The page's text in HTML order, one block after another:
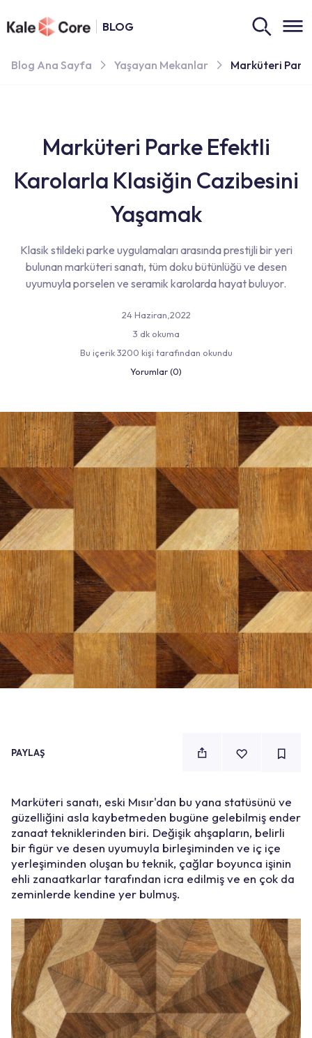
BLOG
Blog Ana Sayfa Yaşayan Mekanlar Marküteri
Marküteri Parke Efektli
Karolarla Klasiğin Cazibesini
Yaşamak
Klasik stildeki parke uygulamaları arasında prestijli bir yeri
bulunan marküteri sanatı, tüm doku bütünlüğü ve desen
uyumuyla porselen ve seramik karolarda hayat buluyor.
24 Haziran,2022
3 dk okuma
Bu içerik 3200 kişi tarafından okundu
Yorumlar (0)
PAYLAŞ
Marküteri sanatı, eski Mısır'dan bu yana statüsünü ve
güzelliğini asla kaybetmeden bugüne gelebilmiş ender
zanaat tekniklerinden biri. Değişik ahşapların, belirli
bir figür ve desen uyumuyla birleşiminden ve iç içe
yerleşiminden oluşan bu teknik, çağlar boyunca işinin
ehli zanaatkarlar tarafından icra edilmiş ve en çok da
zeminlerde kendine yer bulmuş.